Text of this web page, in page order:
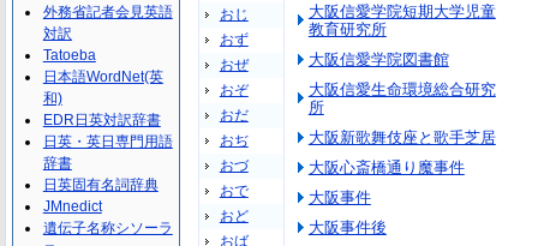
おじ
おず
おぜ
おぞ
おだ
おぢ
おづ
おで
おど
おば
大阪信愛学院短期大学児童
教育研究所
大阪信愛学院図書館
大阪信愛生命環境総合研究
所
大阪新歌舞伎座と歌手芝居
大阪心斎橋通り魔事件
大阪事件
大阪事件後
外務省記者会見英語
対訳
Tatoeba
日本語WordNet(英
和)
EDR日英対訳辞書
日英・英日専門用語
辞書
日英固有名詞辞典
JMnedict
遺伝子名称シソーラ